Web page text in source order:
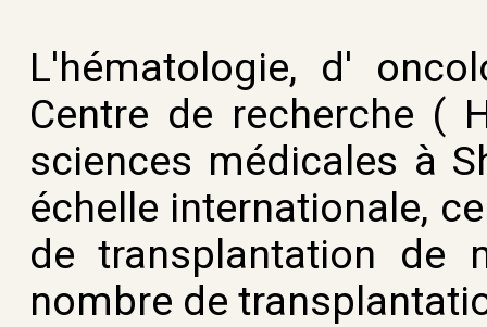
L'hématologie, d'
Centre de recherche (
sciences médicales à
échelle internationale,
de transplantation de
nombre de